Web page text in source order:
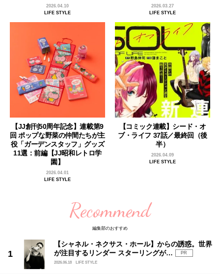
2026.04.10
LIFE STYLE
2026.03.27
LIFE STYLE
【JJ創刊50周年記念】連載第9
回 ポップな野菜の仲間たちが主
役「ガーデンスタッフ」グッズ
11選：前編【JJ昭和レトロ学
園】
2026.04.01
LIFE STYLE
【コミック連載】シード・オ
ブ・ライフ 37話／最終回（後
半）
2026.04.09
LIFE STYLE
Recommend
編集部のおすすめ
【シャネル・ネクサス・ホール】からの誘惑。世界
が注目するリンダー スターリングが…
PR
2026.06.18
LIFE STYLE